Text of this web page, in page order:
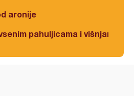
aronije
pahuljicama i višnjama